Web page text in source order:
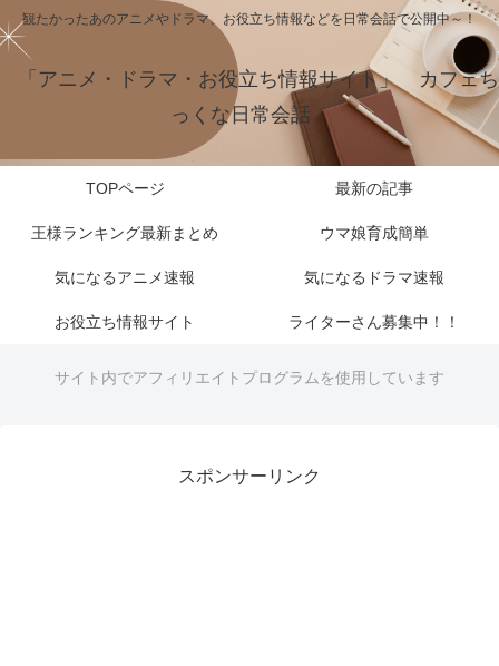
観たかったあのアニメやドラマ、お役立ち情報などを日常会話で公開中～！
「アニメ・ドラマ・お役立ち情報サイト」 カフェち
っくな日常会話
TOPページ 最新の記事
王様ランキング最新まとめ ウマ娘育成簡単
気になるアニメ速報 気になるドラマ速報
お役立ち情報サイト ライターさん募集中！！
サイト内でアフィリエイトプログラムを使用しています
スポンサーリンク